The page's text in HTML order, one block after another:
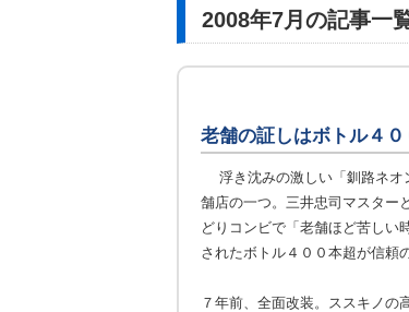
2008年7月の記事一
老舗の証しはボトル４
浮き沈みの激しい「釧路ネオ
舗店の一つ。三井忠司マスター
どりコンビで「老舗ほど苦しい
されたボトル４００本超が信頼
７年前、全面改装。ススキノの